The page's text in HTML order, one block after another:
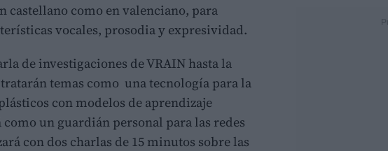
castellano como en valenciano, para
vocales, prosodia y expresividad.
de investigaciones de VRAIN hasta la
temas como una tecnología para la
con modelos de aprendizaje
un guardián personal para las redes
con dos charlas de 15 minutos sobre las